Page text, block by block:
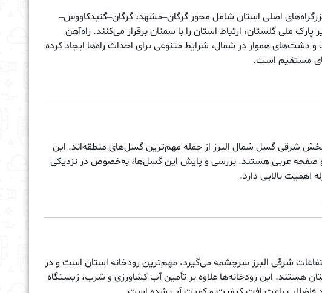
اصلی استان شامل محور گرگان–مشهد، گرگان–گنبدکاووس–
ملی گلستان، ارتباط استان را با سمنان برقرار می‌کنند. راه‌آهن
دشت‌های هموار در شمال، شرایط متنوعی برای احداث راه‌ها ایجاد کرده
مستقیم است.
شرقی گسل شمال البرز از جمله مهم‌ترین گسل‌های منطقه‌اند. این
صفحه عربی هستند. بررسی و پایش این گسل‌ها، به‌خصوص در نزدیکی
اهمیت بالایی دارد.
شرقی البرز سرچشمه می‌گیرد، مهم‌ترین رودخانه استان است و در
هستند. این رودخانه‌ها علاوه بر تأمین آب کشاورزی و شرب، زیستگاه